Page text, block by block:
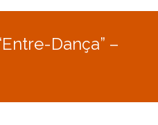
Dança” –